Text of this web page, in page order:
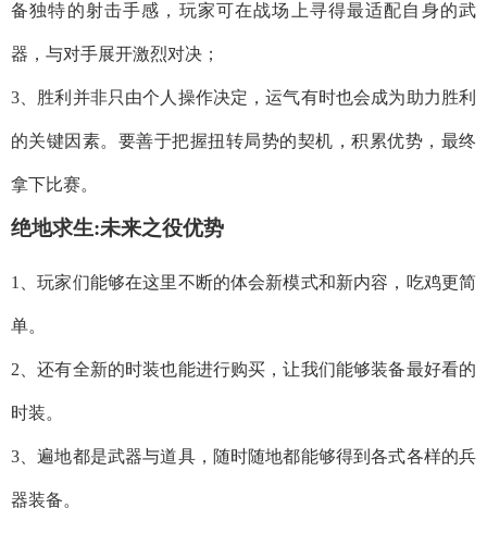
备独特的射击手感，玩家可在战场上寻得最适配自身的武
器，与对手展开激烈对决；
3、胜利并非只由个人操作决定，运气有时也会成为助力胜利
的关键因素。要善于把握扭转局势的契机，积累优势，最终
拿下比赛。
绝地求生:未来之役优势
1、玩家们能够在这里不断的体会新模式和新内容，吃鸡更简
单。
2、还有全新的时装也能进行购买，让我们能够装备最好看的
时装。
3、遍地都是武器与道具，随时随地都能够得到各式各样的兵
器装备。